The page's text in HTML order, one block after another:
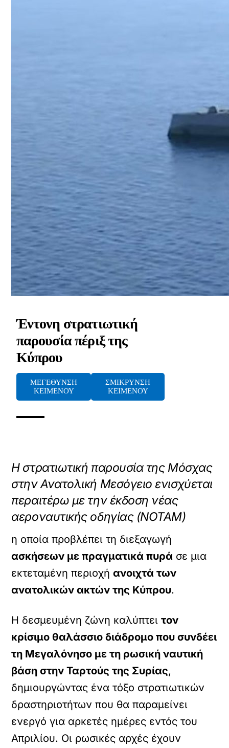
Έντονη στρατιωτική
παρουσία πέριξ της
Κύπρου
ΜΕΓΕΘΥΝΣΗ
ΚΕΙΜΕΝΟΥ
ΣΜΙΚΡΥΝΣΗ
ΚΕΙΜΕΝΟΥ
Η στρατιωτική παρουσία της Μόσχας
στην Ανατολική Μεσόγειο ενισχύεται
περαιτέρω με την έκδοση νέας
αεροναυτικής οδηγίας (NOTAM)
η οποία προβλέπει τη διεξαγωγή
ασκήσεων με πραγματικά πυρά σε μια
εκτεταμένη περιοχήανοιχτά των
ανατολικών ακτών της Κύπρου.
Η δεσμευμένη ζώνη καλύπτειτον
κρίσιμο θαλάσσιο διάδρομο που συνδέει
τη Μεγαλόνησο με τη ρωσική ναυτική
βάση στην Ταρτούς της Συρίας,
δημιουργώντας ένα τόξο στρατιωτικών
δραστηριοτήτων που θα παραμείνει
ενεργό για αρκετές ημέρες εντός του
Απριλίου. Οι ρωσικές αρχές έχουν